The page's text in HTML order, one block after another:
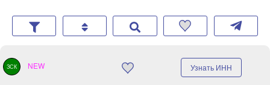
ЗСК NEW Узнать ИНН